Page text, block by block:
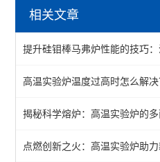
陶瓷纤维马弗炉
箱式马弗炉
分体式马弗炉
实验室马弗炉
箱式高温炉
相关文章
提升硅钼棒马弗炉性能的技巧
高温实验炉温度过高时怎么解决
揭秘科学熔炉：高温实验炉的
点燃创新之火：高温实验炉助